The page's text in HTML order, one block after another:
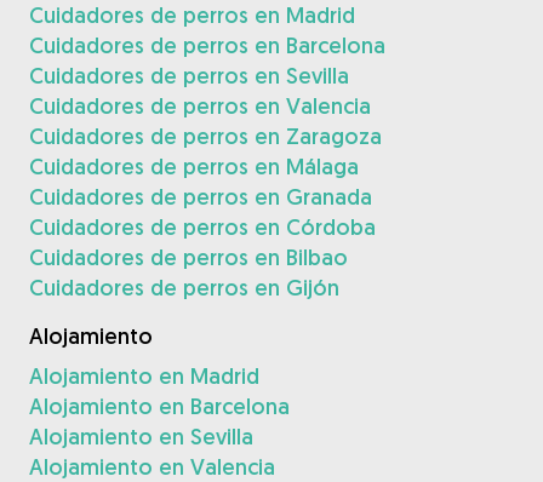
Cuidadores de perros en Madrid
Cuidadores de perros en Barcelona
Cuidadores de perros en Sevilla
Cuidadores de perros en Valencia
Cuidadores de perros en Zaragoza
Cuidadores de perros en Málaga
Cuidadores de perros en Granada
Cuidadores de perros en Córdoba
Cuidadores de perros en Bilbao
Cuidadores de perros en Gijón
Alojamiento
Alojamiento en Madrid
Alojamiento en Barcelona
Alojamiento en Sevilla
Alojamiento en Valencia